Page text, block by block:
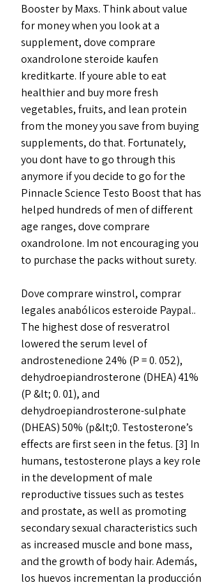
Booster by Maxs. Think about value
for money when you look at a
supplement, dove comprare
oxandrolone steroide kaufen
kreditkarte. If youre able to eat
healthier and buy more fresh
vegetables, fruits, and lean protein
from the money you save from buying
supplements, do that. Fortunately,
you dont have to go through this
anymore if you decide to go for the
Pinnacle Science Testo Boost that has
helped hundreds of men of different
age ranges, dove comprare
oxandrolone. Im not encouraging you
to purchase the packs without surety.
Dove comprare winstrol, comprar
legales anabólicos esteroide Paypal..
The highest dose of resveratrol
lowered the serum level of
androstenedione 24% (P = 0. 052),
dehydroepiandrosterone (DHEA) 41%
(P &lt; 0. 01), and
dehydroepiandrosterone-sulphate
(DHEAS) 50% (p&lt;0. Testosterone’s
effects are first seen in the fetus. [3] In
humans, testosterone plays a key role
in the development of male
reproductive tissues such as testes
and prostate, as well as promoting
secondary sexual characteristics such
as increased muscle and bone mass,
and the growth of body hair. Además,
los huevos incrementan la producción